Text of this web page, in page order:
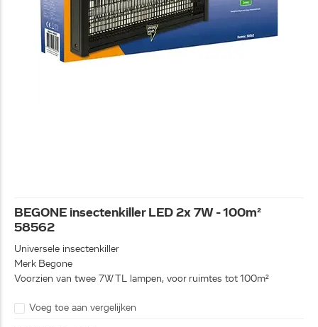
BEGONE insectenkiller LED 2x 7W - 100m²
58562
Universele insectenkiller
Merk Begone
Voorzien van twee 7W TL lampen, voor ruimtes tot 100m²
Voeg toe aan vergelijken